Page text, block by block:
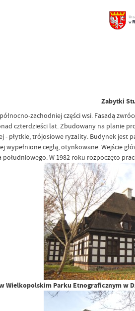
Zabytki
zachodniej części wsi. Fasadą
czterdzieści lat. Zbudowany na planie
- płytkie, trójosiowe ryzality. Budynek
cegłą, otynkowane. Wejście
W 1982 roku rozpoczęto
Wielkopolskim Parku Etnograficznym